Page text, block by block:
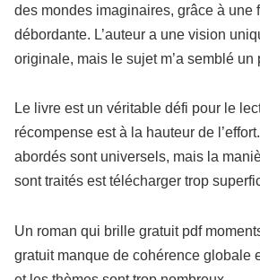
des mondes imaginaires, grâce à une
débordante. L’auteur a une vision
originale, mais le sujet m’a semblé un
Le livre est un véritable défi pour le
récompense est à la hauteur de
abordés sont universels, mais la
sont traités est télécharger trop
Un roman qui brille gratuit pdf
gratuit manque de cohérence globale